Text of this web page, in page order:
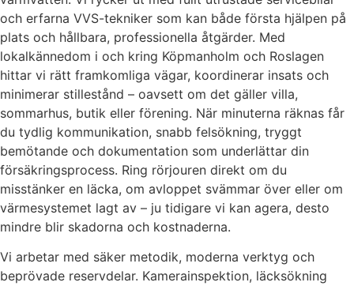
och erfarna VVS-tekniker som kan både första hjälpen på
plats och hållbara, professionella åtgärder. Med
lokalkännedom i och kring Köpmanholm och Roslagen
hittar vi rätt framkomliga vägar, koordinerar insats och
minimerar stillestånd – oavsett om det gäller villa,
sommarhus, butik eller förening. När minuterna räknas får
du tydlig kommunikation, snabb felsökning, tryggt
bemötande och dokumentation som underlättar din
försäkringsprocess. Ring rörjouren direkt om du
misstänker en läcka, om avloppet svämmar över eller om
värmesystemet lagt av – ju tidigare vi kan agera, desto
mindre blir skadorna och kostnaderna.
Vi arbetar med säker metodik, moderna verktyg och
beprövade reservdelar. Kamerainspektion, läcksökning